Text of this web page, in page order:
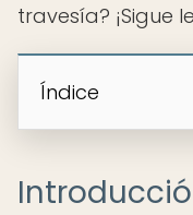
travesía? ¡Sigue
Índice